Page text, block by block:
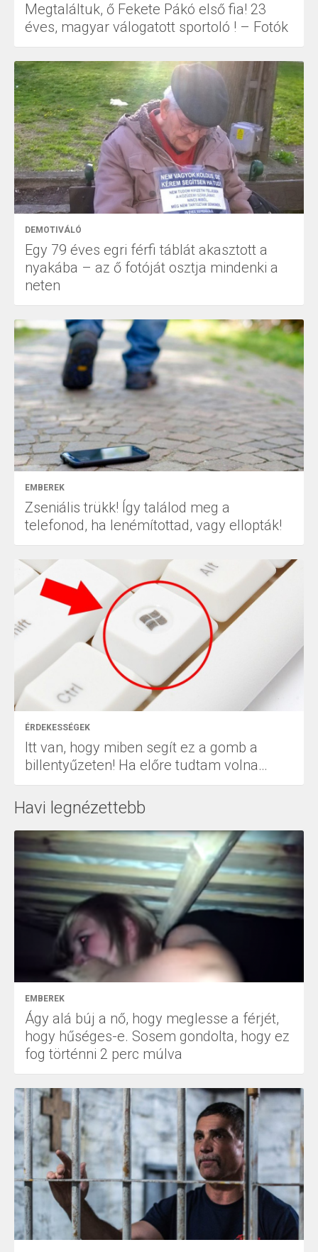
Megtaláltuk, ő Fekete Pákó első fia! 23
éves, magyar válogatott sportoló ! – Fotók
DEMOTIVÁLÓ
Egy 79 éves egri férfi táblát akasztott a
nyakába – az ő fotóját osztja mindenki a
neten
EMBEREK
Zseniális trükk! Így találod meg a
telefonod, ha lenémítottad, vagy ellopták!
ÉRDEKESSÉGEK
Itt van, hogy miben segít ez a gomb a
billentyűzeten! Ha előre tudtam volna…
Havi legnézettebb
EMBEREK
Ágy alá búj a nő, hogy meglesse a férjét,
hogy hűséges-e. Sosem gondolta, hogy ez
fog történni 2 perc múlva